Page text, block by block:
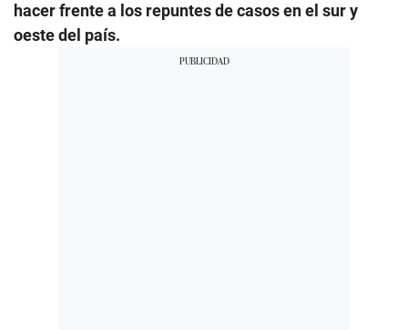
hacer frente a los repuntes de casos en el sur y
oeste del país.